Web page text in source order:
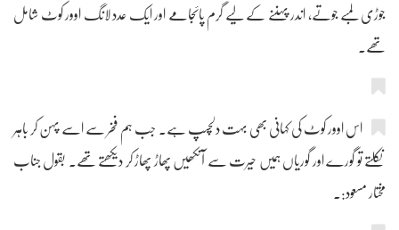
جوڑی لمبے جوتے، اندر پہننے کے لیے گرم پائجامے اور ایک عدد لانگ اوور کوٹ شامل
تھے۔
اس اوور کوٹ کی کہانی بھی بہت دلچسپ ہے۔ جب ہم فخر سے اسے پہن کر باہر
نکلتے تو گورے اور گوریاں ہمیں حیرت سے آنکھیں پھاڑ پھاڑ کر دیکھتے تھے۔ بقول جناب
مختار مسعود:۔